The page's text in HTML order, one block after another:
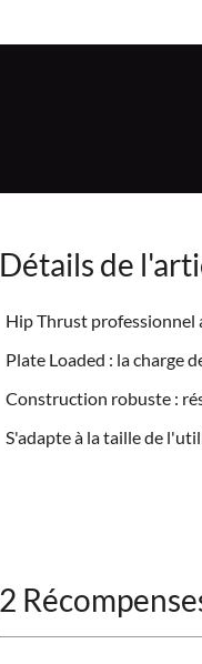
Détails de
Hip Thrust professionnel
Plate Loaded : la charge
Construction robuste :
S'adapte à la taille de
2